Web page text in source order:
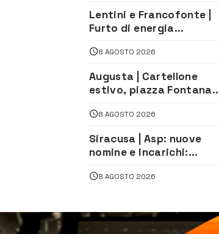
Lentini e Francofonte |
Furto di energia
persone
8 AGOSTO 2026
Augusta | Cartellone
estivo, piazza Fontana
caraibica con Andrea
8 AGOSTO 2026
Siracusa | Asp: nuove
nomine e incarichi:
di Sanità pubblica,
8 AGOSTO 2026